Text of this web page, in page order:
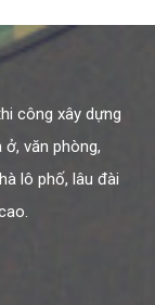
công xây dựng
văn phòng,
lô phố, lâu đài